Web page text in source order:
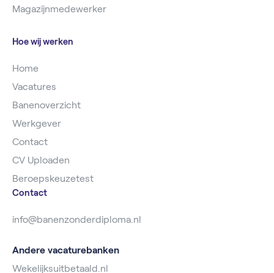
Magazijnmedewerker
Hoe wij werken
Home
Vacatures
Banenoverzicht
Werkgever
Contact
CV Uploaden
Beroepskeuzetest
Contact
info@banenzonderdiploma.nl
Andere vacaturebanken
Wekelijksuitbetaald.nl